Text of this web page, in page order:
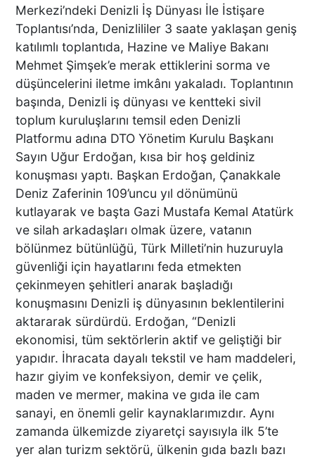
BAŞKAN ERDOĞAN, SON
SÜRAT ÜYE VE ESNAF
ZİYARETLERİNE DEVAM
EDİYOR
Macron’lu Tanıtım Filmi
Sosyal Medyayı Salladı
DENİZLİ’DE YAĞMUR
TRAFİĞİ BU HALE GETİRDİ
DENİZLİ BAROSU VE
AVUKATLARIN
İŞYERLERİNDE ARAMA
YAPILIYOR
KEKİK ÜRETİCİLERİNİN
UMUDU ALTUNTAŞ
BAHARAT ŞENLİKTE DE
YANLARINDAYDI
Merkezi’ndeki Denizli İş Dünyası İle İstişare
Toplantısı’nda, Denizlililer 3 saate yaklaşan geniş
katılımlı toplantıda, Hazine ve Maliye Bakanı
Mehmet Şimşek’e merak ettiklerini sorma ve
düşüncelerini iletme imkânı yakaladı. Toplantının
başında, Denizli iş dünyası ve kentteki sivil
toplum kuruluşlarını temsil eden Denizli
Platformu adına DTO Yönetim Kurulu Başkanı
Sayın Uğur Erdoğan, kısa bir hoş geldiniz
konuşması yaptı. Başkan Erdoğan, Çanakkale
Deniz Zaferinin 109’uncu yıl dönümünü
kutlayarak ve başta Gazi Mustafa Kemal Atatürk
ve silah arkadaşları olmak üzere, vatanın
bölünmez bütünlüğü, Türk Milleti’nin huzuruyla
güvenliği için hayatlarını feda etmekten
çekinmeyen şehitleri anarak başladığı
konuşmasını Denizli iş dünyasının beklentilerini
aktararak sürdürdü. Erdoğan, “Denizli
ekonomisi, tüm sektörlerin aktif ve geliştiği bir
yapıdır. İhracata dayalı tekstil ve ham maddeleri,
hazır giyim ve konfeksiyon, demir ve çelik,
maden ve mermer, makina ve gıda ile cam
sanayi, en önemli gelir kaynaklarımızdır. Aynı
zamanda ülkemizde ziyaretçi sayısıyla ilk 5’te
yer alan turizm sektörü, ülkenin gıda bazlı bazı